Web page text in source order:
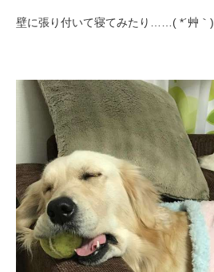
壁に張り付いて寝てみたり……( *´艸｀)